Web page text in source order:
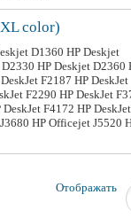
color)
D1360 HP Deskjet
HP Deskjet D2360
F2187 HP DeskJet
F2290 HP DeskJet
F4172 HP DeskJet
HP Officejet J5520
Отображать